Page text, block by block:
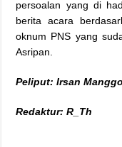
persoalan yang di
berita acara
oknum PNS yang
Asripan.
Peliput: Irsan
Redaktur: R_Th